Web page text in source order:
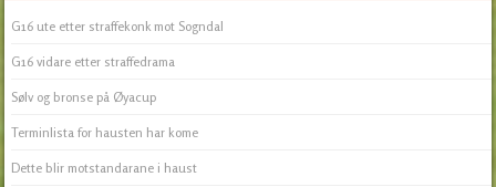
G16 ute etter straffekonk mot Sogndal
G16 vidare etter straffedrama
Sølv og bronse på Øyacup
Terminlista for hausten har kome
Dette blir motstandarane i haust